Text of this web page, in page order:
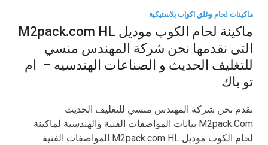
ماكينات لحام وغلق اكواب بلاستيكية
ماكينة لحام الكوب موديل M2pack.com HL
التى نقدمها نحن شركة المهندس منسي
للتغليف الحديث و الصناعات الهندسيه – ام
تو باك
نقدم نحن شركة المهندس منسي للتغليف الحديث
M2pack.Com بيانات المواصفات الفنية والهندسية لماكينة
لحام الكوب موديل M2pack.com HL المواصفات الفنية …